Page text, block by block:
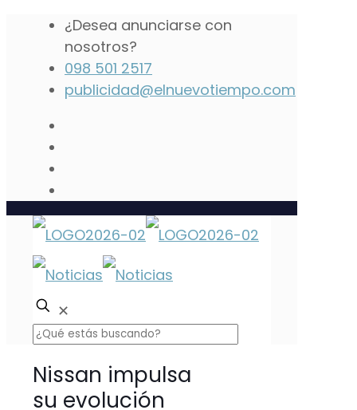
¿Desea anunciarse con
nosotros?
098 501 2517
publicidad@elnuevotiempo.com
✕
Nissan impulsa
su evolución